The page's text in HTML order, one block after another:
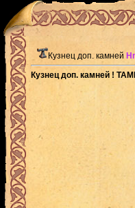
Кузнец доп. камней
Кузнец доп. камней !